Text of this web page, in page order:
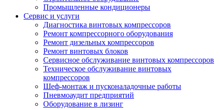
Промышленные кондиционеры
Сервис и услуги
Диагностика винтовых компрессоров
Ремонт компрессорного оборудования
Ремонт дизельных компрессоров
Ремонт винтовых блоков
Сервисное обслуживание винтовых компрессоров
Техническое обслуживание винтовых
компрессоров
Шеф-монтаж и пусконаладочные работы
Пневмоаудит предприятий
Оборудование в лизинг